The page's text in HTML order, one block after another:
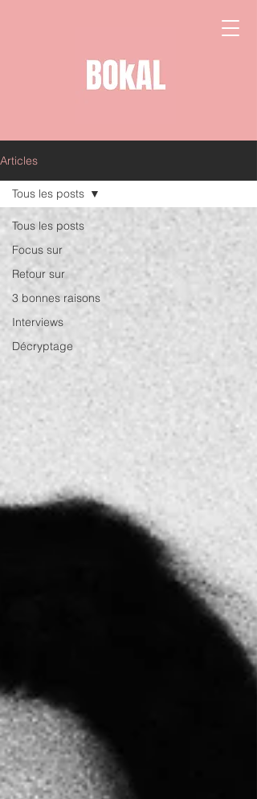
Articles
Tous les posts
Focus sur
Retour sur
3 bonnes raisons
Interviews
Décryptage
Tous les posts